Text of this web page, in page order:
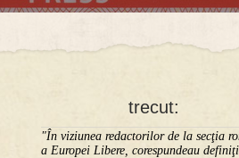
trecut:
"În viziunea redactorilor de la secţia
a Europei Libere, corespundeau